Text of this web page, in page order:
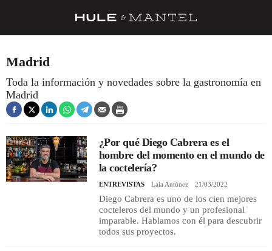
DESPENSA
BARRAS Y ESTRELLAS
DÓNDE COMER
ÍDOLOS DE MESAS
Madrid
Toda la información y novedades sobre la gastronomía en
Madrid
¿Por qué Diego Cabrera es el
hombre del momento en el mundo de
la coctelería?
ENTREVISTAS Laia Antúnez 21/03/2022
Diego Cabrera es uno de los cien mejores
cocteleros del mundo y un profesional
imparable. Hablamos con él para descubrir
todos sus proyectos.